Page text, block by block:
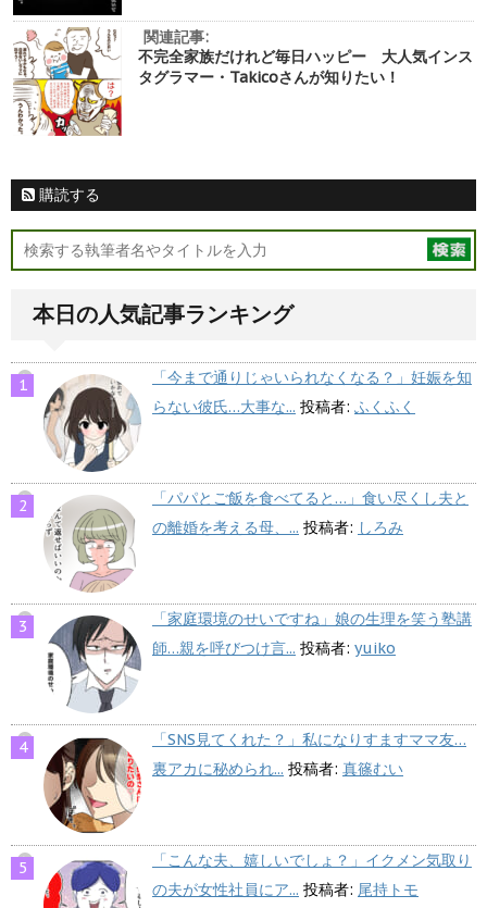
関連記事:
不完全家族だけれど毎日ハッピー 大人気インス
タグラマー・Takicoさんが知りたい！
購読する
本日の人気記事ランキング
「今まで通りじゃいられなくなる？」妊娠を知
らない彼氏…大事な... 投稿者: ふくふく
「パパとご飯を食べてると…」食い尽くし夫と
の離婚を考える母、... 投稿者: しろみ
「家庭環境のせいですね」娘の生理を笑う塾講
師…親を呼びつけ言... 投稿者: yuiko
「SNS見てくれた？」私になりすますママ友…
裏アカに秘められ... 投稿者: 真篠むい
「こんな夫、嬉しいでしょ？」イクメン気取り
の夫が女性社員にア... 投稿者: 尾持トモ